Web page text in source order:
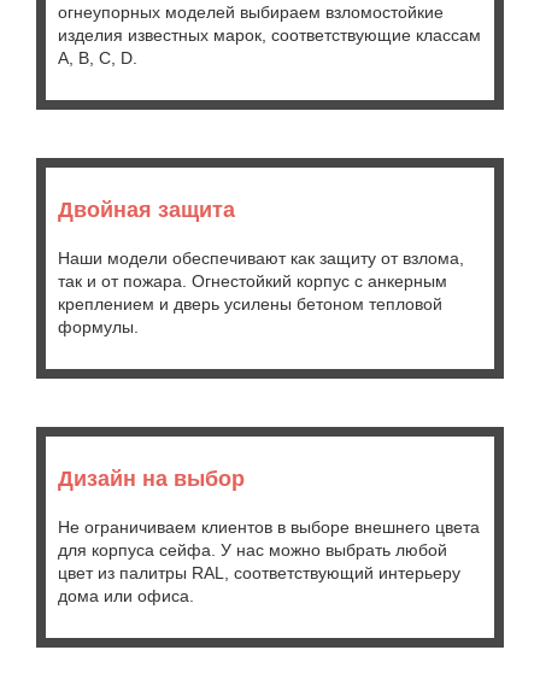
огнеупорных моделей выбираем взломостойкие
изделия известных марок, соответствующие классам
A, B, C, D.
Двойная защита
Наши модели обеспечивают как защиту от взлома,
так и от пожара. Огнестойкий корпус с анкерным
креплением и дверь усилены бетоном тепловой
формулы.
Дизайн на выбор
Не ограничиваем клиентов в выборе внешнего цвета
для корпуса сейфа. У нас можно выбрать любой
цвет из палитры RAL, соответствующий интерьеру
дома или офиса.